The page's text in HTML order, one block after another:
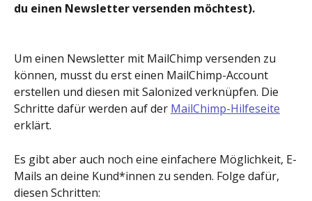
du einen Newsletter versenden möchtest).
Um einen Newsletter mit MailChimp versenden zu
können, musst du erst einen MailChimp-Account
erstellen und diesen mit Salonized verknüpfen. Die
Schritte dafür werden auf der MailChimp-Hilfeseite
erklärt.
Es gibt aber auch noch eine einfachere Möglichkeit, E-
Mails an deine Kund*innen zu senden. Folge dafür,
diesen Schritten: